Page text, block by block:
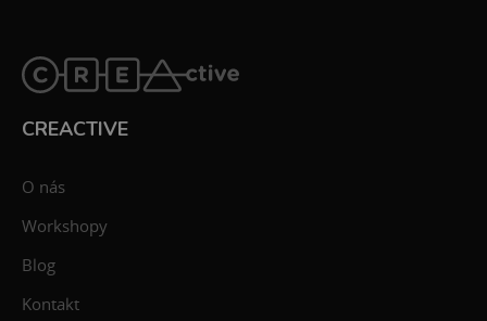
CREACTIVE
O nás
Workshopy
Blog
Kontakt